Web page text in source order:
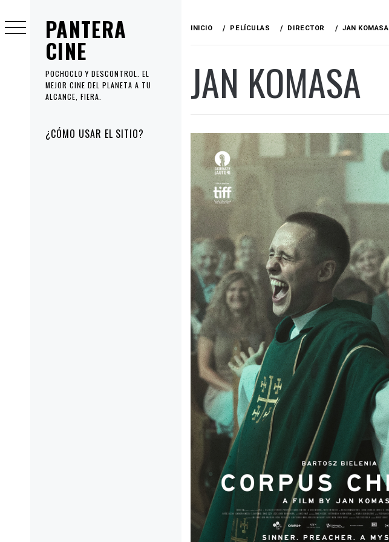
PANTERA
CINE
POCHOCLO Y DESCONTROL. EL
MEJOR CINE DEL PLANETA A TU
ALCANCE, FIERA.
principal
¿CÓMO USAR EL SITIO?
al
contenido
INICIO PELÍCULAS DIRECTOR JAN KOMASA
JAN KOMASA